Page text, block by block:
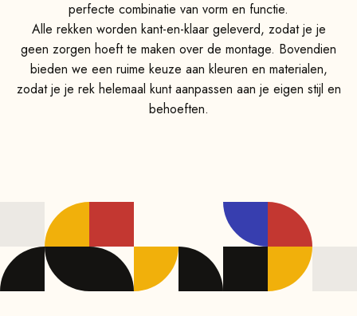
perfecte combinatie van vorm en functie.
Alle rekken worden kant-en-klaar geleverd, zodat je je
geen zorgen hoeft te maken over de montage. Bovendien
bieden we een ruime keuze aan kleuren en materialen,
zodat je je rek helemaal kunt aanpassen aan je eigen stijl en
behoeften.